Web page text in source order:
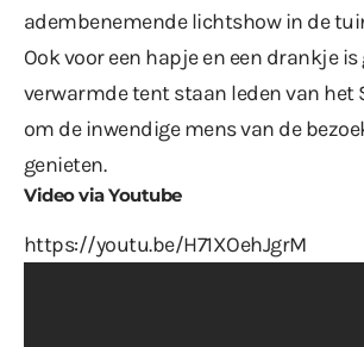
adembenemendelichtshowin de
Ook voor een hapje en een drankje is
verwarmde tent staan leden van het
om de inwendige mens van de
genieten.
Video via Youtube
https://youtu.be/H71XOehJgrM